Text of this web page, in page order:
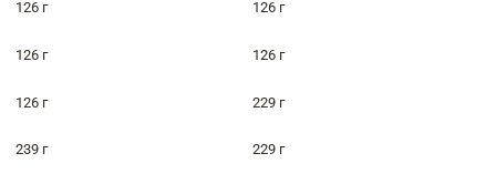
126 г 126 г
126 г 126 г
126 г 229 г
239 г 229 г